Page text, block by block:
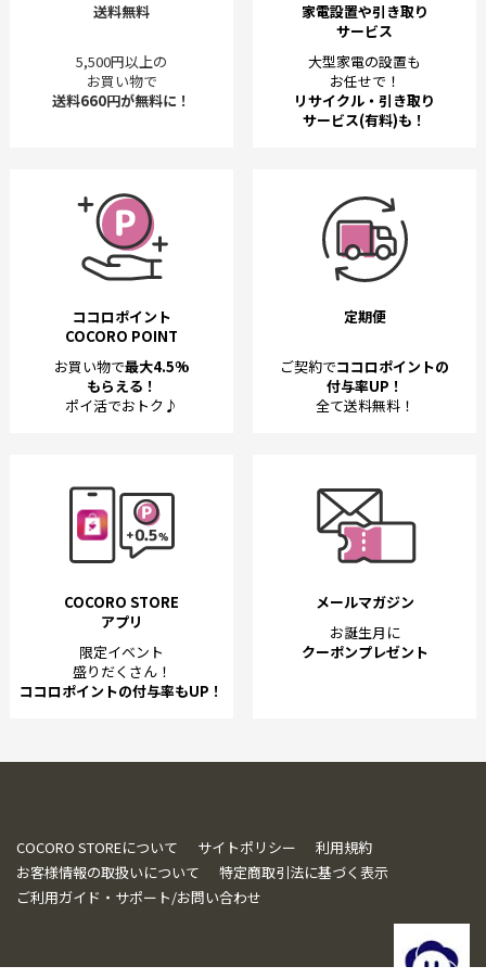
送料無料
5,500円以上の
お買い物で
送料660円が無料に！
家電設置や引き取り
サービス
大型家電の設置も
お任せで！
リサイクル・引き取り
サービス(有料)も！
ココロポイント
COCORO POINT
お買い物で最大4.5%
もらえる！
ポイ活でおトク♪
定期便
ご契約でココロポイントの
付与率UP！
全て送料無料！
COCORO STORE
アプリ
限定イベント
盛りだくさん！
ココロポイントの付与率もUP！
メールマガジン
お誕生月に
クーポンプレゼント
COCORO STOREについて サイトポリシー
利用規約
お客様情報の取扱いについて
特定商取引法に基づく表示
ご利用ガイド・サポート/お問い合わせ